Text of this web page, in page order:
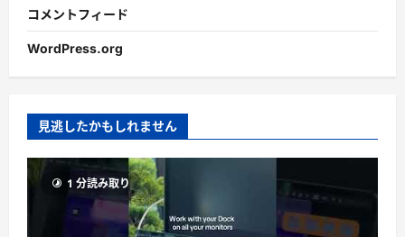
コメントフィード
WordPress.org
見逃したかもしれません
1 分読み取り